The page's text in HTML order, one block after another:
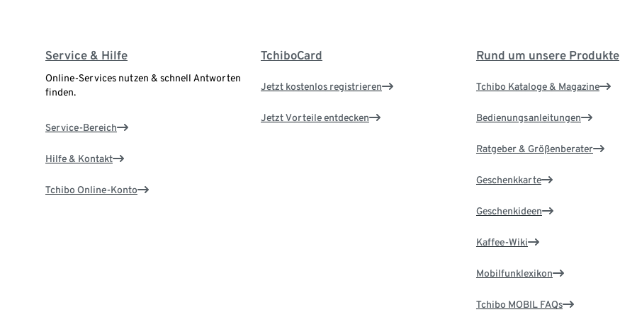
Service & Hilfe
Online-Services nutzen & schnell Antworten
finden.
Service-Bereich
Hilfe & Kontakt
Tchibo Online-Konto
TchiboCard
Jetzt kostenlos registrieren
Jetzt Vorteile entdecken
Rund um unsere Produkte
Tchibo Kataloge & Magazine
Bedienungsanleitungen
Ratgeber & Größenberater
Geschenkkarte
Geschenkideen
Kaffee-Wiki
Mobilfunklexikon
Tchibo MOBIL FAQs